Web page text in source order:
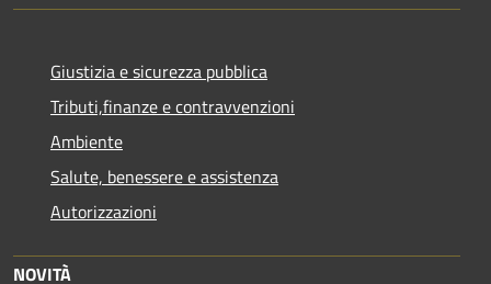
Giustizia e sicurezza pubblica
Tributi,finanze e contravvenzioni
Ambiente
Salute, benessere e assistenza
Autorizzazioni
NOVITÀ